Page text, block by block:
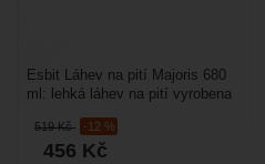
519Kč -12 %
456 Kč
Esbit Láhev na pití Majoris 680
ml: lehká láhev na pití vyrobena
Láhev...